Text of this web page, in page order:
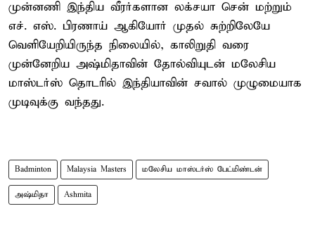
முன்னணி இந்திய வீரர்களான லக்சயா சென் மற்றும்
எச். எஸ். பிரணாய் ஆகியோர் முதல் சுற்றிலேயே
வெளியேறியிருந்த நிலையில், காலிறுதி வரை
முன்னேறிய அஷ்மிதாவின் தோல்வியுடன் மலேசிய
மாஸ்டர்ஸ் தொடரில் இந்தியாவின் சவால் முழுமையாக
முடிவுக்கு வந்தது.
Badminton Malaysia Masters மலேசிய மாஸ்டர்ஸ் பேட்மிண்டன்
அஷ்மிதா Ashmita